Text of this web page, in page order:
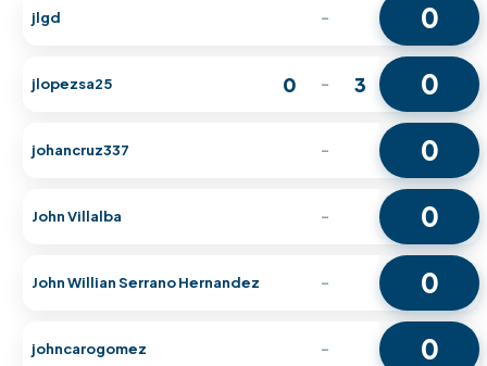
jlgd - 0
jlopezsa25 0 - 3 0
johancruz337 - 0
John Villalba - 0
John Willian Serrano Hernandez - 0
johncarogomez - 0